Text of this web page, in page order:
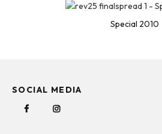
Special 2010
SOCIAL MEDIA